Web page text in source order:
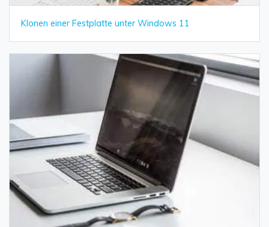
Klonen einer Festplatte unter Windows 11